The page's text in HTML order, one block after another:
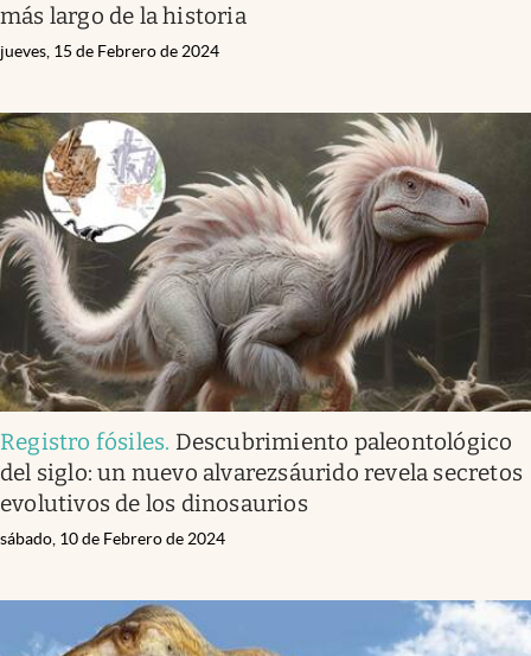
más largo de la historia
jueves, 15 de Febrero de 2024
Registro fósiles. Descubrimiento paleontológico
del siglo: un nuevo alvarezsáurido revela secretos
evolutivos de los dinosaurios
sábado, 10 de Febrero de 2024